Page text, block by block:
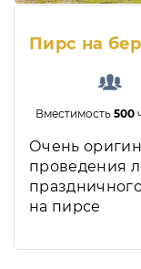
Пирс на
Вместимость500
Очень
проведения
на пирсе